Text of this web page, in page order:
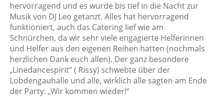
hervorragend und es wurde bis tief in die Nacht zur
Musik von DJ Leo getanzt. Alles hat hervorragend
funktioniert, auch das Catering lief wie am
Schnürchen, da wir sehr viele engagierte Helferinnen
und Helfer aus den eigenen Reihen hatten (nochmals
herzlichen Dank euch allen). Der ganz besondere
„Linedancespirit“ ( Rissy) schwebte über der
Lobdengauhalle und alle, wirklich alle sagten am Ende
der Party: „Wir kommen wieder!“